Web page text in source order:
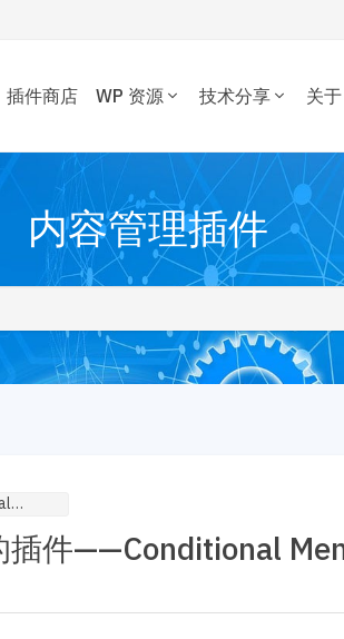
插件商店 WP 资源 技术分享 关于
插件开发
根据您的需求开发
WordPress插件。
可以在 1 秒
主机托管
WordPress优化的
主题推荐
电子商务主题
博客杂志主题
公司企业主题
多用途主题
房产/列表主题
插件推荐
内容管理插件
SEO/市场营销
电子商务插件
自定义字段/表单
注册登录/用户中心
开发技术分享
开发经验、代码片段，欢
考交流。
开发定制
开发技巧
发文档手册
技术专题
性能优化加速
WordPress数据库
WooCommerce开发
题开发手册
我的订单
资源下载
退出
内容管理插件
为 WordPress 菜单设置显示条件的插件——Conditional Menus
插件——Conditional